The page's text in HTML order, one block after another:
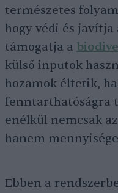
természetes
hogy védi és
támogatja a
külső inputok
hozamok éltetik,
fenntarthatóságra
enélkül nemcsak
hanem
Ebben a